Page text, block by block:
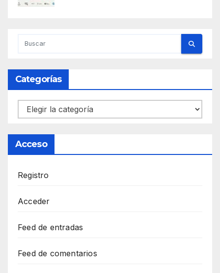
Categorías
Categorías
Acceso
Registro
Acceder
Feed de entradas
Feed de comentarios